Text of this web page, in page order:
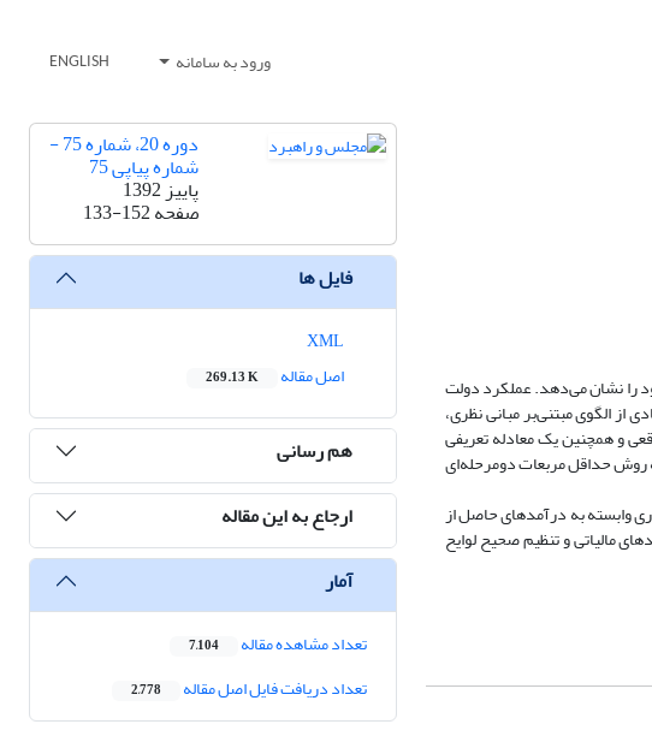
ورود به سامانه ENGLISH
را نشان می‌دهد. عملکرد دولت
از الگوی مبتنی‌بر مبانی نظری،
ملی واقعی و همچنین یک معادله تعریفی
1390-1355 به‌صورت سیستم معادلات هم‌زمان و به روش حداقل مربعات دو‌مرحله‌ای
وابسته به درآمدهای حاصل از
مالیاتی و تنظیم صحیح لوایح
دوره 20، شماره 75 -
شماره پیاپی 75
پاییز 1392
صفحه133-152
فایل ها
اصل مقاله
269.13 K
هم رسانی
ارجاع به این مقاله
آمار
تعداد مشاهده مقاله 7,104
تعداد دریافت فایل اصل مقاله 2,778